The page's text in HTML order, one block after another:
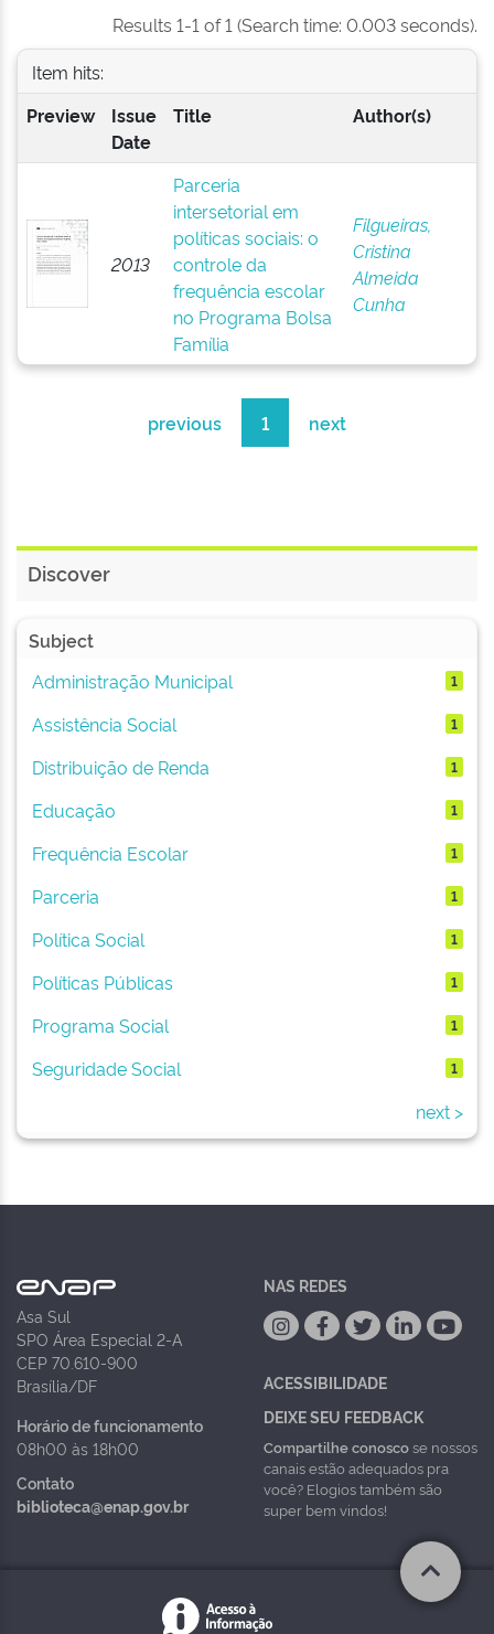
Results 1-1 of 1 (Search time: 0.003 seconds).
Item hits:
Preview
Issue
Date
Title Author(s)
2013
Parceria
intersetorial em
políticas sociais: o
controle da
frequência escolar
no Programa Bolsa
Família
Filgueiras,
Cristina
Almeida
Cunha
previous 1 next
Discover
Subject
Administração Municipal
1
Assistência Social 1
Distribuição de Renda 1
Educação 1
Frequência Escolar 1
Parceria 1
Política Social 1
Políticas Públicas 1
Programa Social 1
Seguridade Social 1
next >
Asa Sul
SPO Área Especial 2-A
CEP 70.610-900
Brasília/DF
Horário de funcionamento
08h00 às 18h00
Contato
biblioteca@enap.gov.br
NAS REDES
ACESSIBILIDADE
DEIXE SEU FEEDBACK
Compartilhe conoscose nossos
canais estão adequados pra
você? Elogios também são
super bem vindos!